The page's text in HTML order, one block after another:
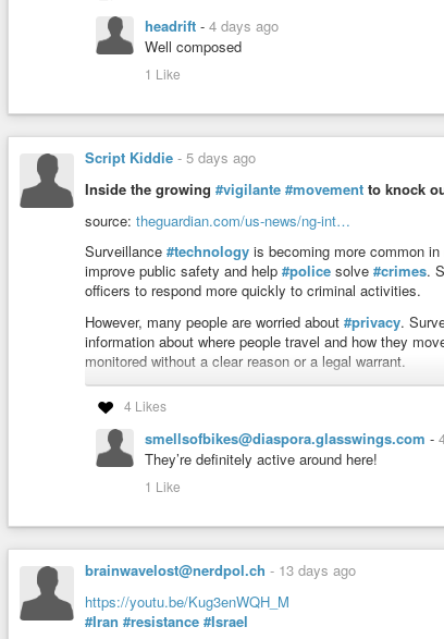
headrift - 4 days ago
Well composed
1 Like
Script Kiddie - 5 days ago
Inside the growing #vigilante #movement to knock
source: theguardian.com/us-news/ng-int…
Surveillance #technology is becoming more common in
improve public safety and help #police solve #crimes.
officers to respond more quickly to criminal activities.
However, many people are worried about #privacy.
information about where people travel and how they
monitored without a clear reason or a legal warrant.
Some activists protest against these systems through
cameras. This has started a wider debate about the
ethical questions about
#government #power ,
#balance between protecting society and protecting
#crime
4 Likes
smellsofbikes@diaspora.glasswings.com -
They’re definitely active around here!
1 Like
brainwavelost@nerdpol.ch - 13 days ago
https://youtu.be/Kug3enWQH_M
#Iran #resistance #Israel